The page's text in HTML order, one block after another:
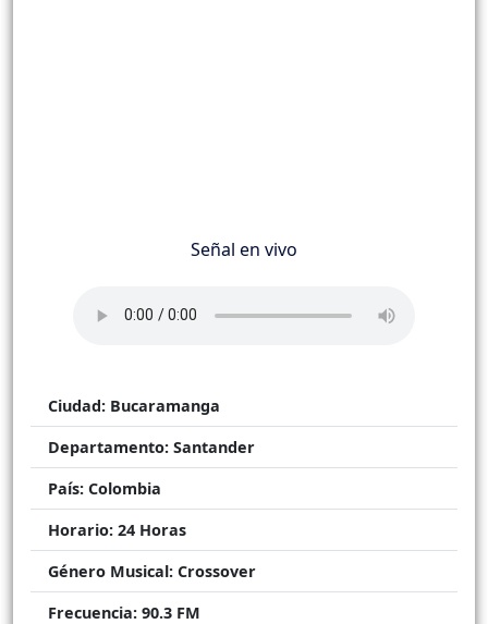
Señal en vivo
Ciudad: Bucaramanga
Departamento: Santander
País: Colombia
Horario: 24 Horas
Género Musical: Crossover
Frecuencia: 90.3 FM